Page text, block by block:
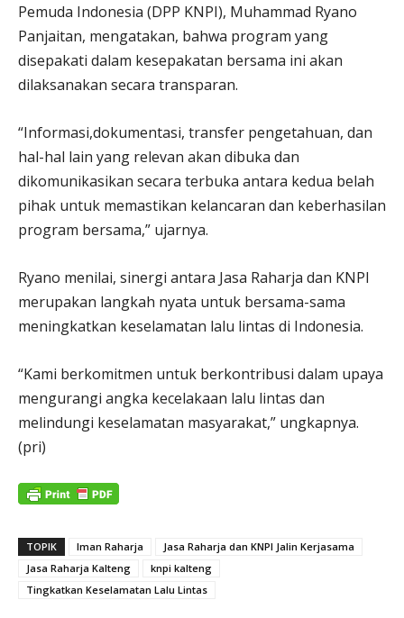
Pemuda Indonesia (DPP KNPI), Muhammad Ryano
Panjaitan, mengatakan, bahwa program yang
disepakati dalam kesepakatan bersama ini akan
dilaksanakan secara transparan.
“Informasi,dokumentasi, transfer pengetahuan, dan
hal-hal lain yang relevan akan dibuka dan
dikomunikasikan secara terbuka antara kedua belah
pihak untuk memastikan kelancaran dan keberhasilan
program bersama,” ujarnya.
Ryano menilai, sinergi antara Jasa Raharja dan KNPI
merupakan langkah nyata untuk bersama-sama
meningkatkan keselamatan lalu lintas di Indonesia.
“Kami berkomitmen untuk berkontribusi dalam upaya
mengurangi angka kecelakaan lalu lintas dan
melindungi keselamatan masyarakat,” ungkapnya.
(pri)
TOPIK Iman Raharja
Jasa Raharja dan KNPI Jalin Kerjasama
Jasa Raharja Kalteng
knpi kalteng
Tingkatkan Keselamatan Lalu Lintas